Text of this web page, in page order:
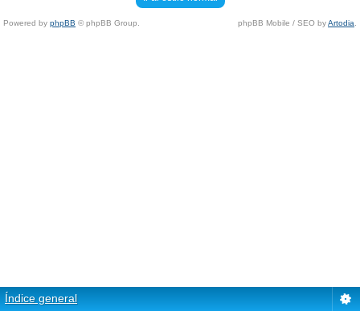
Powered by phpBB © phpBB Group. phpBB Mobile / SEO byArtodia
Índice general